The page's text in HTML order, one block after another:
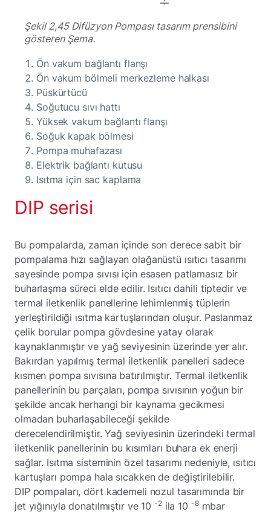
Şekil 2,45 Difüzyon Pompası tasarım prensibini
gösteren Şema.
Ön vakum bağlantı flanşı
Ön vakum bölmeli merkezleme halkası
Püskürtücü
Soğutucu sıvı hattı
Yüksek vakum bağlantı flanşı
Soğuk kapak bölmesi
Pompa muhafazası
Elektrik bağlantı kutusu
Isıtma için sac kaplama
DIP serisi
Bu pompalarda, zaman içinde son derece sabit bir
pompalama hızı sağlayan olağanüstü ısıtıcı tasarımı
sayesinde pompa sıvısı için esasen patlamasız bir
buharlaşma süreci elde edilir. Isıtıcı dahili tiptedir ve
termal iletkenlik panellerine lehimlenmiş tüplerin
yerleştirildiği ısıtma kartuşlarından oluşur. Paslanmaz
çelik borular pompa gövdesine yatay olarak
kaynaklanmıştır ve yağ seviyesinin üzerinde yer alır.
Bakırdan yapılmış termal iletkenlik panelleri sadece
kısmen pompa sıvısına batırılmıştır. Termal iletkenlik
panellerinin bu parçaları, pompa sıvısının yoğun bir
şekilde ancak herhangi bir kaynama gecikmesi
olmadan buharlaşabileceği şekilde
derecelendirilmiştir. Yağ seviyesinin üzerindeki termal
iletkenlik panellerinin bu kısımları buhara ek enerji
sağlar. Isıtma sisteminin özel tasarımı nedeniyle, ısıtıcı
kartuşları pompa hala sıcakken de değiştirilebilir.
DIP pompaları, dört kademeli nozul tasarımında bir
jet yığınıyla donatılmıştır ve 10 -2ila 10 -8mbar